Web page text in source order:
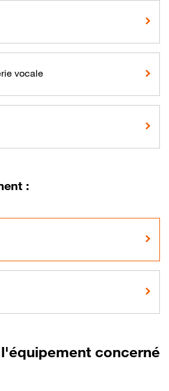
vocale
:
concerné